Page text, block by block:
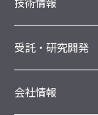
受託・研究開発
会社情報